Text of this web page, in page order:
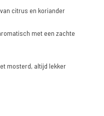
citrus en koriander
met een zachte
mosterd, altijd lekker